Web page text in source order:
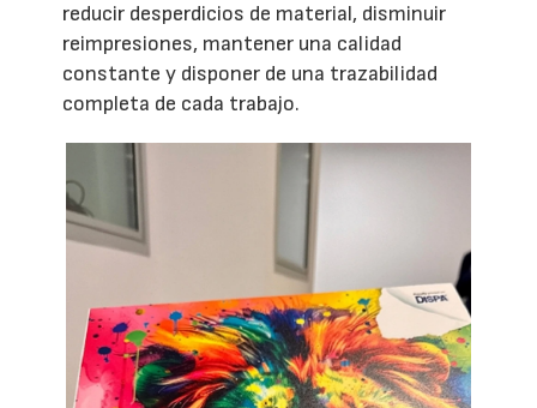
reducir desperdicios de material, disminuir
reimpresiones, mantener una calidad
constante y disponer de una trazabilidad
completa de cada trabajo.